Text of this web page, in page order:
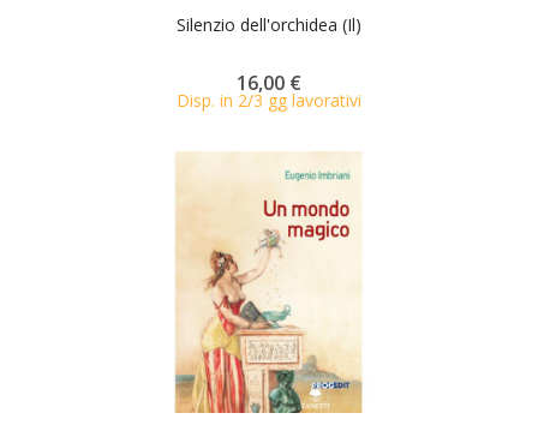
Silenzio dell'orchidea (Il)
16,00 €
Disp. in 2/3 gg lavorativi